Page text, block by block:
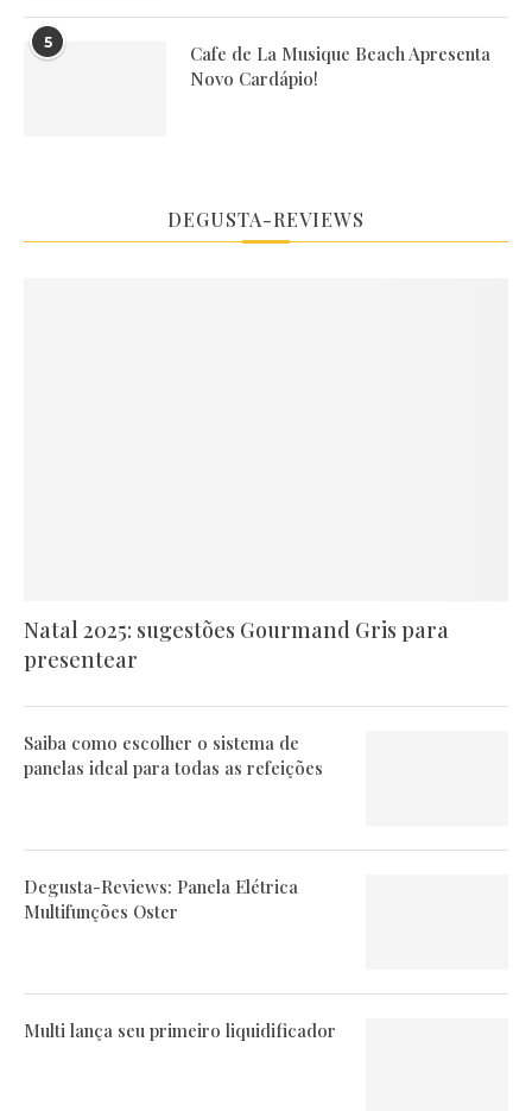
5
Cafe de La Musique Beach Apresenta
Novo Cardápio!
DEGUSTA-REVIEWS
Natal 2025: sugestões Gourmand Gris para
presentear
Saiba como escolher o sistema de
panelas ideal para todas as refeições
Degusta-Reviews: Panela Elétrica
Multifunções Oster
Multi lança seu primeiro liquidificador